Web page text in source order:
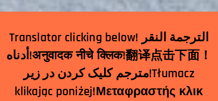
Translator clicking below! الترجمة النقر
أدناه!अनुवादक नीचे क्लिक!翻译点击下面！
مترجم کلیک کردن در زیر!Tłumacz
klikając poniżej!Μεταφραστής κλικ